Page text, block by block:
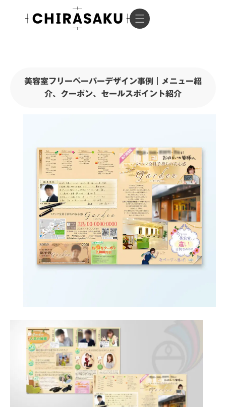
美容室フリーペーパーデザイン事例｜メニュー紹
介、クーポン、セールスポイント紹介